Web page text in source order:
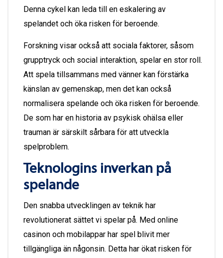
Denna cykel kan leda till en eskalering av
spelandet och öka risken för beroende.
Forskning visar också att sociala faktorer, såsom
grupptryck och social interaktion, spelar en stor roll.
Att spela tillsammans med vänner kan förstärka
känslan av gemenskap, men det kan också
normalisera spelande och öka risken för beroende.
De som har en historia av psykisk ohälsa eller
trauman är särskilt sårbara för att utveckla
spelproblem.
Teknologins inverkan på
spelande
Den snabba utvecklingen av teknik har
revolutionerat sättet vi spelar på. Med online
casinon och mobilappar har spel blivit mer
tillgängliga än någonsin. Detta har ökat risken för